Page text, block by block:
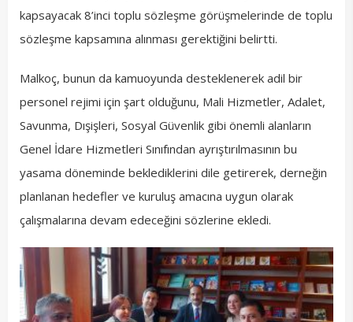
kapsayacak 8’inci toplu sözleşme görüşmelerinde de toplu
sözleşme kapsamına alınması gerektiğini belirtti.
Malkoç, bunun da kamuoyunda desteklenerek adil bir
personel rejimi için şart olduğunu, Mali Hizmetler, Adalet,
Savunma, Dışişleri, Sosyal Güvenlik gibi önemli alanların
Genel İdare Hizmetleri Sınıfından ayrıştırılmasının bu
yasama döneminde beklediklerini dile getirerek, derneğin
planlanan hedefler ve kuruluş amacına uygun olarak
çalışmalarına devam edeceğini sözlerine ekledi.